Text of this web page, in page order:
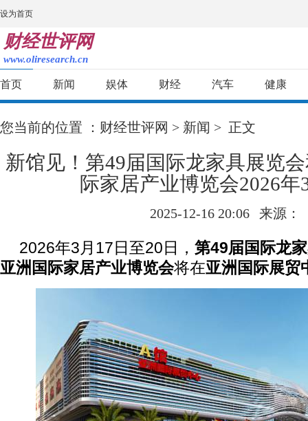
设为首页
财经世评网
www.oliresearch.cn
首页 新闻 娱体 财经 汽车 健康
您当前的位置 ： 财经世评网 > 新闻 > 正文
新馆见！第49届国际龙家具展览
际家居产业博览会2026年
2025-12-16 20:06 来源：
2026年3月17日至20日， 第49届国际龙
亚洲国际家居产业博览会将在亚洲国际展贸